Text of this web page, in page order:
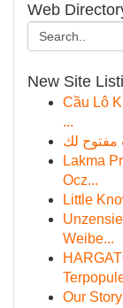
Web
New Site
Cầu Lô
...
مفتوح لك
Lakma
Ocz...
Little
Weibe...
Our Story